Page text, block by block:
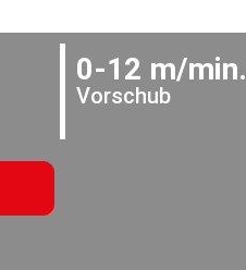
0-12 m/min.
Vorschub